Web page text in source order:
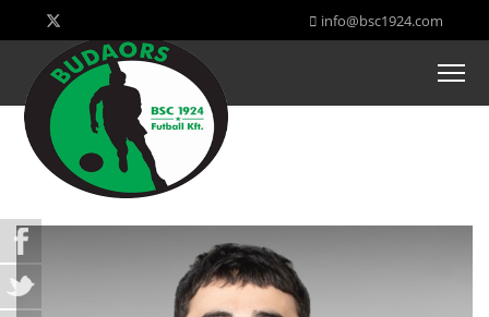
info@bsc1924.com